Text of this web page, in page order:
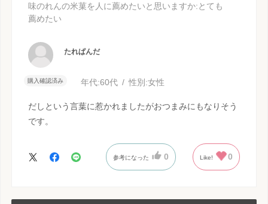
味のれんの米菓を人に薦めたいと思いますか:とても
薦めたい
たれぱんだ
購入確認済み 年代:60代 性別:女性
だしという言葉に惹かれましたがおつまみにもなりそう
です。
参考になった 0 Like! 0